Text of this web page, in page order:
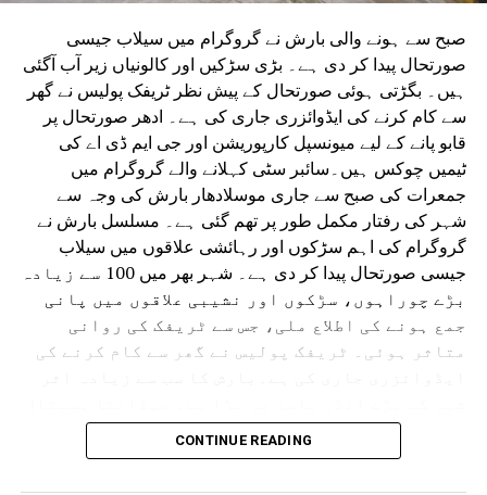
صبح سے ہونے والی بارش نے گروگرام میں سیلاب جیسی
صورتحال پیدا کر دی ہے۔ بڑی سڑکیں اور کالونیاں زیر آب آگئی
ہیں۔ بگڑتی ہوئی صورتحال کے پیش نظر ٹریفک پولیس نے گھر
سے کام کرنے کی ایڈوائزری جاری کی ہے۔ ادھر صورتحال پر
قابو پانے کے لیے میونسپل کارپوریشن اور جی ایم ڈی اے کی
ٹیمیں چوکس ہیں۔سائبر سٹی کہلانے والے گروگرام میں
جمعرات کی صبح سے جاری موسلادھار بارش کی وجہ سے
شہر کی رفتار مکمل طور پر تھم گئی ہے۔ مسلسل بارش نے
گروگرام کی اہم سڑکوں اور رہائشی علاقوں میں سیلاب
جیسی صورتحال پیدا کر دی ہے۔ شہر بھر میں 100 سے زیادہ
بڑے چوراہوں، سڑکوں اور نشیبی علاقوں میں پانی
جمع ہونے کی اطلاع ملی، جس سے ٹریفک کی روانی
متاثر ہوئی۔ ٹریفک پولیس نے گھر سے کام کرنے کی
سے دہلی کی طرف جانے والا انڈر پاس کئی فٹ پانی سے
بھر گیا۔ ایک گاڑی رک گئی اور پانی بھرنے میں
CONTINUE READING